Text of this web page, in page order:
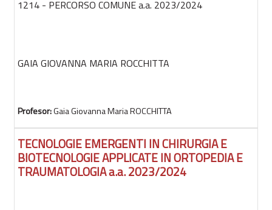
1214 - PERCORSO COMUNE a.a. 2023/2024
GAIA GIOVANNA MARIA ROCCHITTA
Profesor:Gaia Giovanna Maria ROCCHITTA
TECNOLOGIE EMERGENTI IN CHIRURGIA E
BIOTECNOLOGIE APPLICATE IN ORTOPEDIA E
TRAUMATOLOGIA a.a. 2023/2024